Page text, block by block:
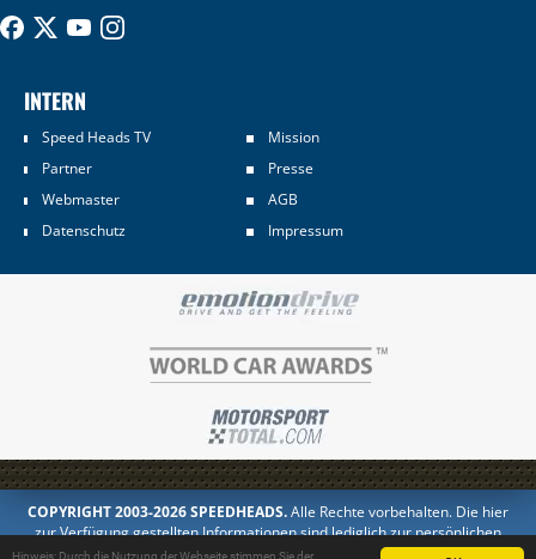
Hinweis: Durch die Nutzung der Webseite stimmen Sie der
INTERN
Speed Heads TV
Mission
Partner
Presse
Webmaster
AGB
Datenschutz
Impressum
COPYRIGHT 2003-2026 SPEEDHEADS.Alle Rechte vorbehalten. Die hier
zur Verfügung gestellten Informationen sind lediglich zur persönlichen
Information bestimmt. Jedes Kopieren oder Veröffentlichen in anderer